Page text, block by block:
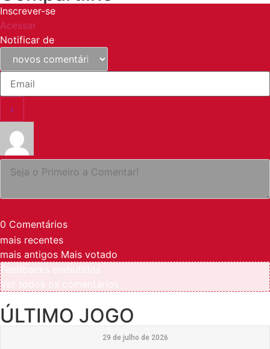
Inscrever-se
Acessar
Notificar de
0 Comentários
mais recentes
mais antigos Mais votado
ÚLTIMO JOGO
29 de julho de 2026